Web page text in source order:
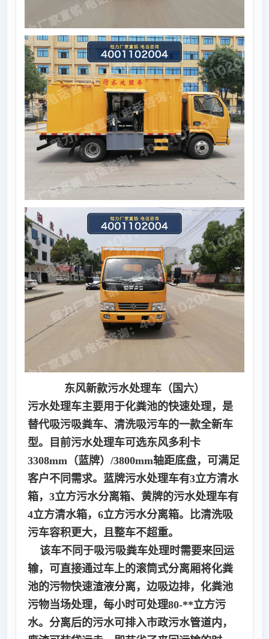
东风新款污水处理车（国六）
污水处理车主要用于化粪池的快速处理，是
替代吸污吸粪车、清洗吸污车的一款全新车
型。目前污水处理车可选东风多利卡
3308mm （蓝牌）/3800mm轴距底盘，可满足
客户不同需求。蓝牌污水处理车有3立方清水
箱，3立方污水分离箱、黄牌的污水处理车有
4立方清水箱，6立方污水分离箱。比清洗吸
污车容积更大，且整车不超重。
该车不同于吸污吸粪车处理时需要来回运
输，可直接通过车上的滚筒式分离厢将化粪
池的污物快速渣液分离，边吸边排，化粪池
污物当场处理，每小时可处理80-**立方污
水。分离后的污水可排入市政污水管道内，